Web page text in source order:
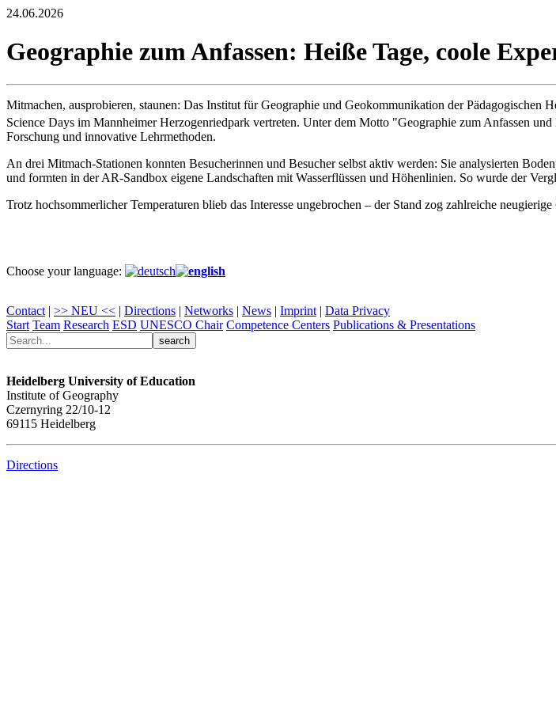
24.06.2026
Geographie zum Anfassen: Heiße Tage, coole
Mitmachen, ausprobieren, staunen: Das Institut für Geographie und Geokommunikation der
Science Days im Mannheimer Herzogenriedpark vertreten. Unter dem Motto "Geographie zum Anfassen
Forschung und innovative Lehrmethoden.
An drei Mitmach-Stationen konnten Besucherinnen und Besucher selbst aktiv werden: Sie analysierten
und formten in der AR-Sandbox eigene Landschaften mit Wasserflüssen und Höhenlinien. So wurde der
Trotz hochsommerlicher Temperaturen blieb das Interesse ungebrochen – der Stand zog zahlreiche
Choose your language:
Contact | >> NEU << | Directions | Networks | News | Imprint | Data Privacy
Start Team Research ESD UNESCO Chair Competence Centers Publications & Presentations
Heidelberg University of Education
Institute of Geography
Czernyring 22/10-12
69115 Heidelberg
Directions